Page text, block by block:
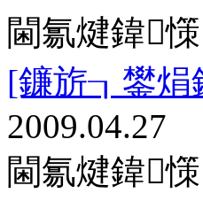
閫氱煡鍏憡
[鐮旂┒鐢焆
2009.04.27
閫氱煡鍏憡